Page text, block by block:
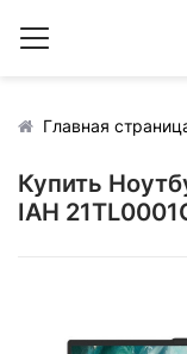
Главная
Купить
IAH